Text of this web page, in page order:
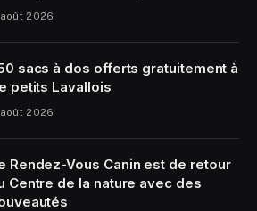
2026
sacs à dos offerts gratuitement à
petits Lavallois
2026
Rendez-Vous Canin est de retour
Centre de la nature avec des